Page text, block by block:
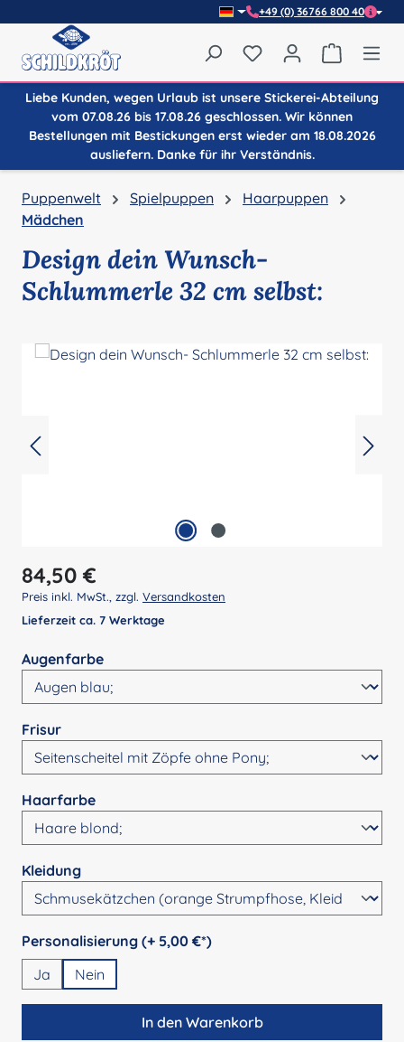
+49 (0) 36766 800 40
Du hast 0 Produkte
Liebe Kunden, wegen Urlaub ist unsere Stickerei-Abteilung
vom 07.08.26 bis 17.08.26 geschlossen. Wir können
Bestellungen mit Bestickungen erst wieder am 18.08.2026
ausliefern. Danke für ihr Verständnis.
Puppenwelt Spielpuppen
Haarpuppen
Mädchen
Design dein Wunsch-
Schlummerle 32 cm selbst:
Regulärer Preis:
84,50 €
Preis inkl. MwSt., zzgl. Versandkosten
Lieferzeit ca. 7 Werktage
Augenfarbeauswählen
Frisurauswählen
Haarfarbeauswählen
Kleidungauswählen
Personalisierung (+ 5,00 €*)auswählen
Ja
Nein
In den Warenkorb